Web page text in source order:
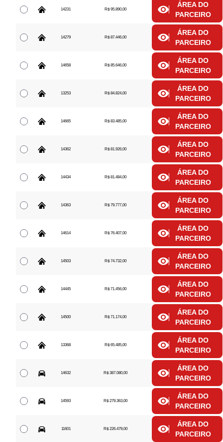
14231 R$ 95.890,00
ÁREA DO
PARCEIRO
14279 R$ 87.446,00
ÁREA DO
PARCEIRO
14658 R$ 85.646,00
ÁREA DO
PARCEIRO
13253 R$ 84.824,00
ÁREA DO
PARCEIRO
14665 R$ 83.485,00
ÁREA DO
PARCEIRO
14362 R$ 81.926,00
ÁREA DO
PARCEIRO
14434 R$ 81.484,00
ÁREA DO
PARCEIRO
14363 R$ 79.777,00
ÁREA DO
PARCEIRO
14614 R$ 76.407,00
ÁREA DO
PARCEIRO
14503 R$ 74.732,00
ÁREA DO
PARCEIRO
14445 R$ 71.456,00
ÁREA DO
PARCEIRO
14500 R$ 71.174,00
ÁREA DO
PARCEIRO
13368 R$ 65.485,00
ÁREA DO
PARCEIRO
14632 R$ 387.080,00
ÁREA DO
PARCEIRO
14593 R$ 279.363,00
ÁREA DO
PARCEIRO
11601 R$ 226.479,00
ÁREA DO
PARCEIRO